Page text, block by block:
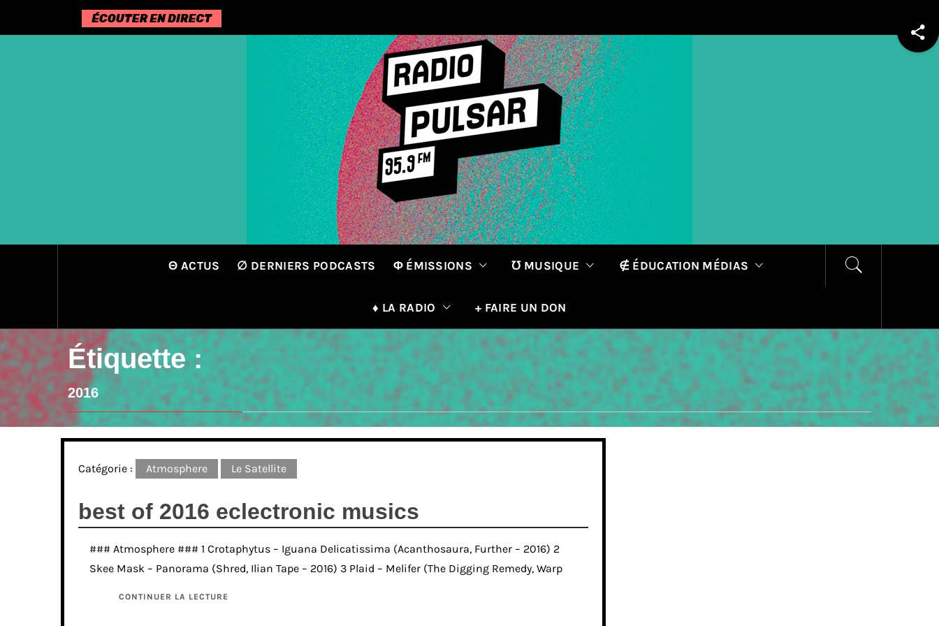
Θ ACTUS ∅ DERNIERS PODCASTS Φ ÉMISSIONS ℧ MUSIQUE ∉ ÉDUCATION MÉDIAS
♦ LA RADIO + FAIRE UN DON
Étiquette :
2016
Catégorie : Atmosphere Le Satellite
best of 2016 eclectronic musics
### Atmosphere ### 1 Crotaphytus – Iguana Delicatissima (Acanthosaura, Further – 2016) 2
Skee Mask – Panorama (Shred, Ilian Tape – 2016) 3 Plaid – Melifer (The Digging Remedy, Warp
CONTINUER LA LECTURE